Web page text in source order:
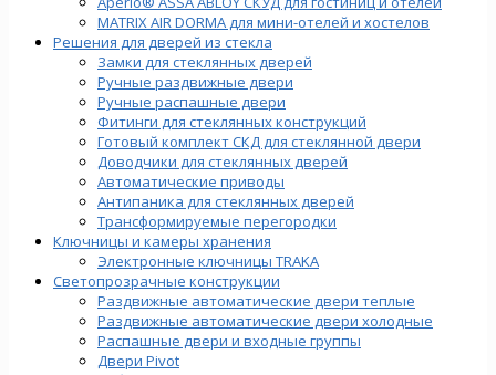
MATRIX AIR DORMA для мини-отелей и хостелов
Решения для дверей из стекла
Замки для стеклянных дверей
Ручные раздвижные двери
Ручные распашные двери
Фитинги для стеклянных конструкций
Готовый комплект СКД для стеклянной двери
Доводчики для стеклянных дверей
Автоматические приводы
Антипаника для стеклянных дверей
Трансформируемые перегородки
Ключницы и камеры хранения
Электронные ключницы TRAKA
Светопрозрачные конструкции
Раздвижные автоматические двери теплые
Раздвижные автоматические двери холодные
Распашные двери и входные группы
Двери Pivot